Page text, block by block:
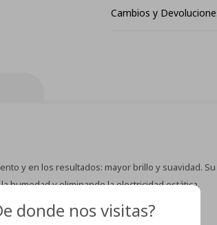
Cambios y
y en los resultados: mayor brillo y suavidad.
humedad y eliminando la electricidad estática.
donde nos visitas?